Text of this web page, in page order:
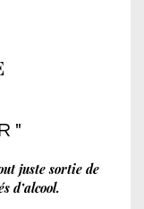
"
juste sortie de
d’alcool.